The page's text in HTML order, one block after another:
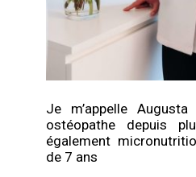
Je m’appelle
ostéopathe depuis
également
de 7 ans